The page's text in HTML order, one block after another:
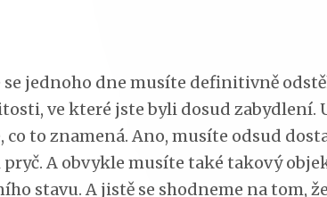
se jednoho dne musíte definitivně
ve které jste byli dosud zabydlení.
co to znamená. Ano, musíte odsud
pryč. A obvykle musíte také takový
stavu. A jistě se shodneme na tom,